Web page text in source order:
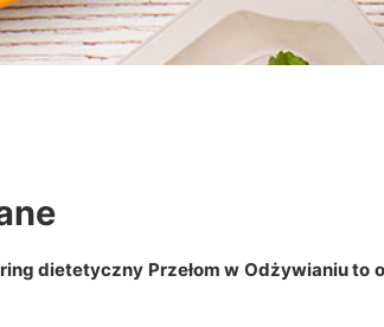
dietetyczny Przełom w Odżywianiu